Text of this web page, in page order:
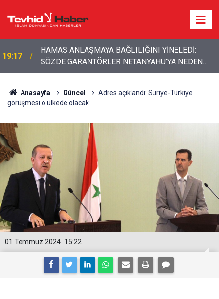
19:17
HAMAS ANLAŞMAYA BAĞLILIĞINI YİNELEDİ:
SÖZDE GARANTÖRLER NETANYAHU’YA NEDEN
DUR DİYEMİYOR?
Anasayfa Güncel
Adres açıklandı: Suriye-Türkiye
görüşmesi o ülkede olacak
15:22
01 Temmuz 2024